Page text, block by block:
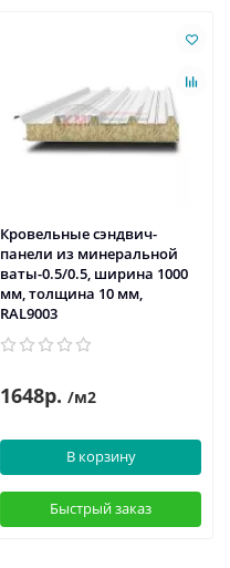
Кровельные сэндвич-
панели из минеральной
ваты-0.5/0.5, ширина 1000
мм, толщина 10 мм,
RAL9003
1648р. /м2
В корзину
Быстрый заказ